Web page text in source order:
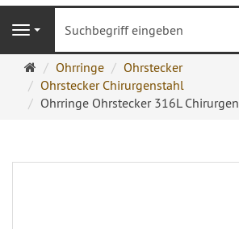
Navigation
Ohrringe
Ohrstecker
Onlineshop
Ohrringe
Ohrstecker
Ohrstecker Chirurgenstahl
Ohrringe Ohrstecker 316L